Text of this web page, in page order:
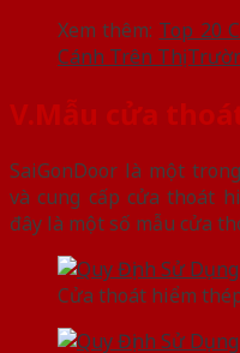
Xem thêm: Top 20
Cánh Trên Thị
V.Mẫu cửa
SaiGonDoor là một
và cung cấp cửa thoát
đây là một số mẫu cửa
Cửa thoát hiểm